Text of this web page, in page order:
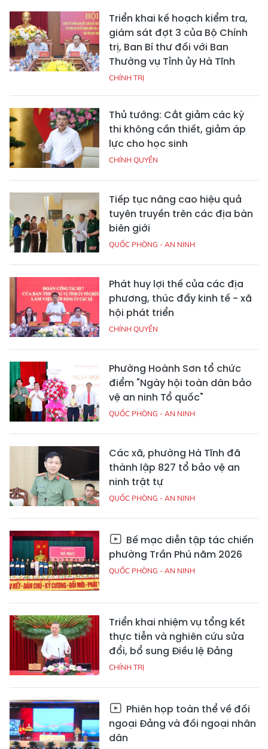
Triển khai kế hoạch kiểm tra,
giám sát đợt 3 của Bộ Chính
trị, Ban Bí thư đối với Ban
Thường vụ Tỉnh ủy Hà Tĩnh
CHÍNH TRỊ
Thủ tướng: Cắt giảm các kỳ
thi không cần thiết, giảm áp
lực cho học sinh
CHÍNH QUYỀN
Tiếp tục nâng cao hiệu quả
tuyên truyền trên các địa bàn
biên giới
QUỐC PHÒNG - AN NINH
Phát huy lợi thế của các địa
phương, thúc đẩy kinh tế - xã
hội phát triển
CHÍNH QUYỀN
Phường Hoành Sơn tổ chức
điểm "Ngày hội toàn dân bảo
vệ an ninh Tổ quốc"
QUỐC PHÒNG - AN NINH
Các xã, phường Hà Tĩnh đã
thành lập 827 tổ bảo vệ an
ninh trật tự
QUỐC PHÒNG - AN NINH
Bế mạc diễn tập tác chiến
phường Trần Phú năm 2026
QUỐC PHÒNG - AN NINH
Triển khai nhiệm vụ tổng kết
thực tiễn và nghiên cứu sửa
đổi, bổ sung Điều lệ Đảng
CHÍNH TRỊ
Phiên họp toàn thể về đối
ngoại Đảng và đối ngoại nhân
dân